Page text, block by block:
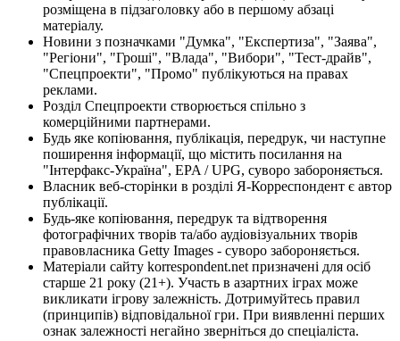
розміщена в підзаголовку або в першому абзаці
матеріалу.
Новини з позначками "Думка", "Експертиза", "Заява",
"Регіони", "Гроші", "Влада", "Вибори", "Тест-драйв",
"Спецпроекти", "Промо" публікуються на правах
реклами.
Розділ Спецпроекти створюється спільно з
комерційними партнерами.
Будь яке копіювання, публікація, передрук, чи наступне
поширення інформації, що містить посилання на
"Інтерфакс-Україна", EPA / UPG, суворо забороняється.
Власник веб-сторінки в розділі Я-Корреспондент є автор
публікації.
Будь-яке копіювання, передрук та відтворення
фотографічних творів та/або аудіовізуальних творів
правовласника Getty Images - суворо забороняється.
Матеріали сайту korrespondent.net призначені для осіб
старше 21 року (21+). Участь в азартних іграх може
викликати ігрову залежність. Дотримуйтесь правил
(принципів) відповідальної гри. При виявленні перших
ознак залежності негайно зверніться до спеціаліста.